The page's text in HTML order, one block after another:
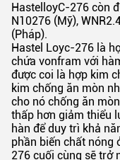
HastelloyC-276 còn
N10276 (Mỹ),
(Pháp).
Hastel Loyc-276 là
chứa vonfram với
được coi là hợp kim
kim chống ăn mòn
cho nó chống ăn
thấp hơn giảm thiểu
hàn để duy trì khả
phần biến chất nóng
276 cuối cùng sẽ trở